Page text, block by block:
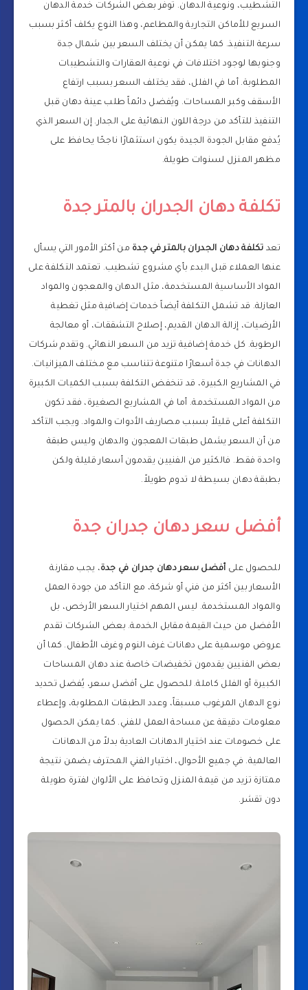
التشطيب، ونوعية الدهان. توفر بعض الشركات خدمة الدهان
السريع للأماكن التجارية والمطاعم، وهذا النوع يكلف أكثر بسبب
سرعة التنفيذ. كما يمكن أن يختلف السعر بين شمال جدة
وجنوبها لوجود اختلافات في نوعية العقارات والتشطيبات
المطلوبة. أما في الفلل، فقد يختلف السعر بسبب ارتفاع
الأسقف وكبر المساحات. ويُفضل دائماً طلب عينة دهان قبل
التنفيذ للتأكد من درجة اللون النهائية على الجدار. إن السعر الذي
يُدفع مقابل الجودة الجيدة يكون استثمارًا ناجحًا يحافظ على
مظهر المنزل لسنوات طويلة.
تكلفة دهان الجدران بالمتر جدة
تعد تكلفة دهان الجدران بالمتر في جدة من أكثر الأمور التي يسأل
عنها العملاء قبل البدء بأي مشروع تشطيب. تعتمد التكلفة على
المواد الأساسية المستخدمة، مثل الدهان والمعجون والمواد
العازلة. قد تشمل التكلفة أيضاً خدمات إضافية مثل تغطية
الأرضيات، إزالة الدهان القديم، إصلاح التشققات، أو معالجة
الرطوبة. كل خدمة إضافية تزيد من السعر النهائي. وتقدم شركات
الدهانات في جدة أسعارًا متنوعة تتناسب مع مختلف الميزانيات.
في المشاريع الكبيرة، قد تنخفض التكلفة بسبب الكميات الكبيرة
من المواد المستخدمة. أما في المشاريع الصغيرة، فقد تكون
التكلفة أعلى قليلاً بسبب مصاريف الأدوات والمواد. ويجب التأكد
من أن السعر يشمل طبقات المعجون والدهان وليس طبقة
واحدة فقط. فالكثير من الفنيين يقدمون أسعار قليلة ولكن
بطبقة دهان بسيطة لا تدوم طويلاً.
أفضل سعر دهان جدران جدة
للحصول على أفضل سعر دهان جدران في جدة، يجب مقارنة
الأسعار بين أكثر من فني أو شركة، مع التأكد من جودة العمل
والمواد المستخدمة. ليس المهم اختيار السعر الأرخص، بل
الأفضل من حيث القيمة مقابل الخدمة. بعض الشركات تقدم
عروض موسمية على دهانات غرف النوم وغرف الأطفال. كما أن
بعض الفنيين يقدمون تخفيضات خاصة عند دهان المساحات
الكبيرة أو الفلل كاملة. للحصول على أفضل سعر، يُفضل تحديد
نوع الدهان المرغوب مسبقاً، وعدد الطبقات المطلوبة، وإعطاء
معلومات دقيقة عن مساحة العمل للفني. كما يمكن الحصول
على خصومات عند اختيار الدهانات العادية بدلاً من الدهانات
العالمية. في جميع الأحوال، اختيار الفني المحترف يضمن نتيجة
ممتازة تزيد من قيمة المنزل وتحافظ على الألوان لفترة طويلة
دون تقشر.